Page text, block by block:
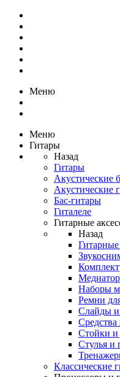
Меню
Меню
Гитары
Назад
Гитары
Акустические
Акустические
Бас-гитары
Гиталеле
Гитарные
Назад
Наборы
Ремни
Слайды и
Средства
Стойки и
Стулья и
Классические